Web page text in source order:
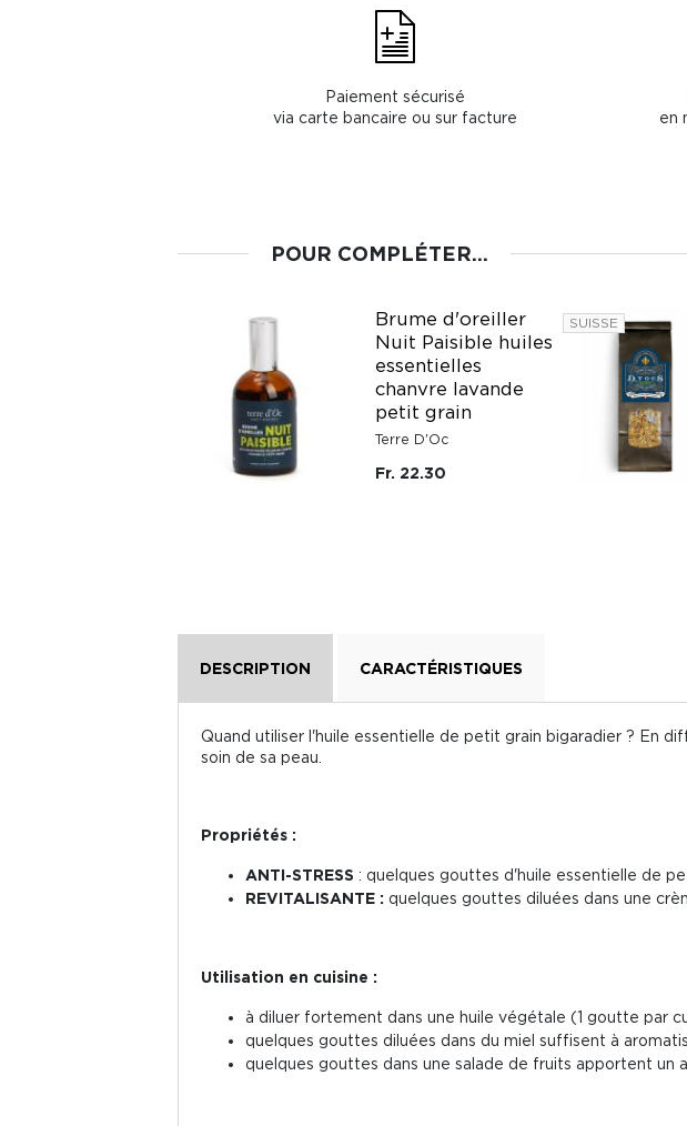
Paiement sécurisé
via carte bancaire ou sur facture
en
POUR COMPLÉTER...
Brume d'oreiller
Nuit Paisible huiles
essentielles
chanvre lavande
petit grain
Terre D'Oc
Fr. 22.30
SUISSE
DESCRIPTION CARACTÉRISTIQUES
Quand utiliser l'huile essentielle de petit grain bigaradier ? En
soin de sa peau.
Propriétés :
ANTI-STRESS : quelques gouttes d'huile essentielle de
REVITALISANTE : quelques gouttes diluées dans une
Utilisation en cuisine :
à diluer fortement dans une huile végétale (1 goutte par
quelques gouttes diluées dans du miel suffisent à
quelques gouttes dans une salade de fruits apportent un